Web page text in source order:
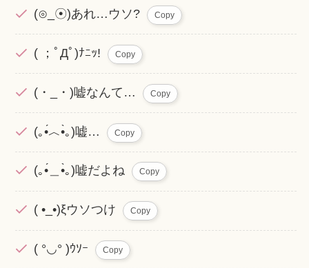
(⊙_☉)あれ…ウソ? Copy
( ；ﾟДﾟ)ﾅﾆｯ! Copy
(・_・)嘘なんて… Copy
(｡•́︿•̀｡)嘘… Copy
(｡•́＿•̀｡)嘘だよね Copy
( •_•)ξウソつけ Copy
( °◡° )ｳｿｰ Copy